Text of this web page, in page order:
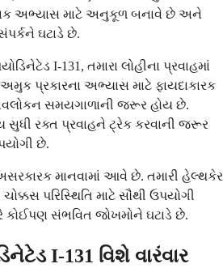
અભ્યાસ માટે અનુકૂળ બનાવે છે અને
ઘટાડે છે.
I-131, તમારા લોહીના પ્રવાહમાં
પ્રકારના અભ્યાસ માટે ફાયદાકારક
સમયગાળાની જરૂર હોય છે.
સુધી રક્ત પ્રવાહને ટ્રેક કરવાની જરૂર
છે.
માનવામાં આવે છે. તમારી હેલ્થકેર
પરિસ્થિતિ માટે સૌથી ઉપયોગી
કોઈપણ સંભવિત જોખમોને ઘટાડે છે.
I-131 વિશે વારંવાર